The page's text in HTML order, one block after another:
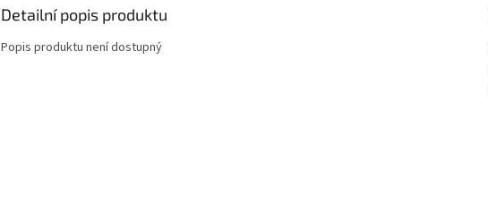
Detailní popis produktu
Popis produktu není dostupný